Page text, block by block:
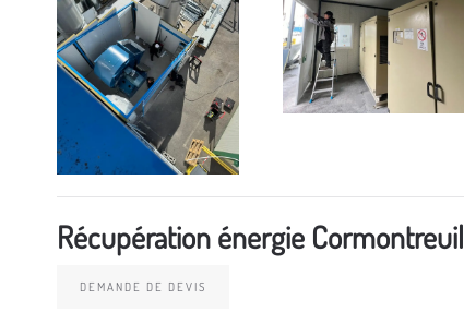
Récupération énergie Cormontreuil
DEMANDE DE DEVIS